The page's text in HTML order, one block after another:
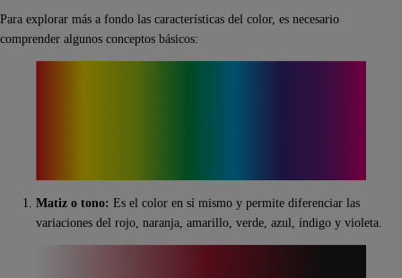
Para explorar más a fondo las características del color, es necesario
comprender algunos conceptos básicos:
Matiz o tono: Es el color en sí mismo y permite diferenciar las
variaciones del rojo, naranja, amarillo, verde, azul, índigo y violeta.